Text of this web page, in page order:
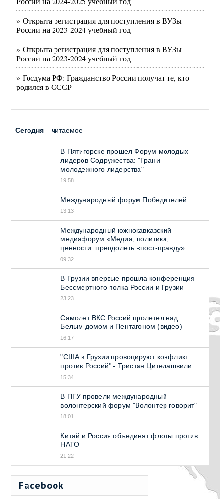
» Открыта регистрация для поступления в ВУЗы
России на 2023-2024 учебный год
» Открыта регистрация для поступления в ВУЗы
России на 2023-2024 учебный год
» Госдума РФ: Гражданство России получат те, кто
родился в СССР
Сегодня читаемое
В Пятигорске прошел Форум молодых
лидеров Содружества: "Грани
молодежного лидерства"
19:58
Международный форум Победителей
13:13
Международный южнокавказский
медиафорум «Медиа, политика,
ценности: преодолеть «пост-правду»
09:32
В Грузии впервые прошла конференция
Бессмертного полка России и Грузии
23:23
Самолет ВКС Россий пролетел над
Белым домом и Пентагоном (видео)
16:17
"США в Грузии провоцируют конфликт
против Россий" - Тристан Цителашвили
15:34
В ПГУ провели международный
волонтерский форум "Волонтер говорит"
18:01
Китай и Россия объединят флоты против
НАТО
21:22
Facebook